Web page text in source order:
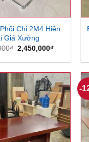
Chỉ 2M4 Hiện
Giá Xưởng
₫ Giá
là:
2,450,000₫Giá
tại
-